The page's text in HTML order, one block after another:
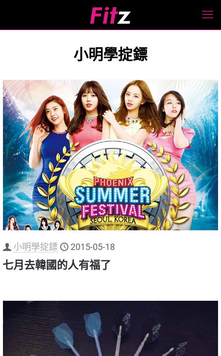
小明學掟鏢
小明學掟鏢 2015-05-18
七月去韓國的人有福了